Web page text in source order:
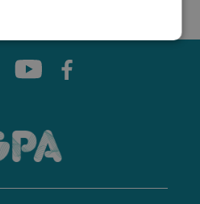
Ytelse Målretting